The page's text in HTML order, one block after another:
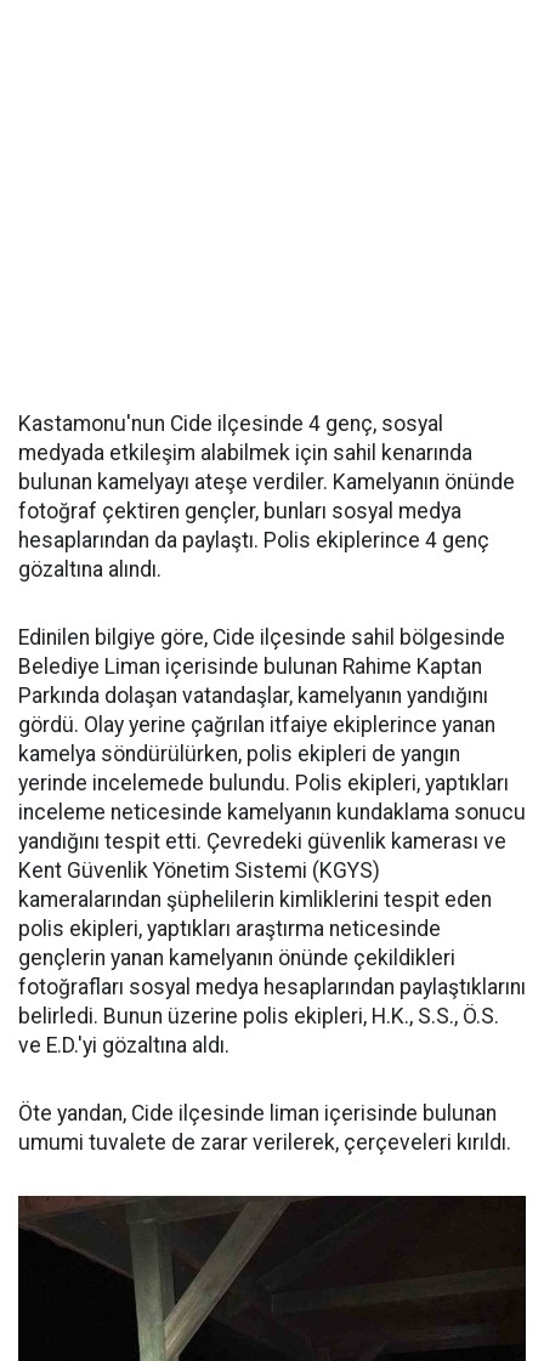
Kastamonu'nun Cide ilçesinde 4 genç, sosyal
medyada etkileşim alabilmek için sahil kenarında
bulunan kamelyayı ateşe verdiler. Kamelyanın önünde
fotoğraf çektiren gençler, bunları sosyal medya
hesaplarından da paylaştı. Polis ekiplerince 4 genç
gözaltına alındı.
Edinilen bilgiye göre, Cide ilçesinde sahil bölgesinde
Belediye Liman içerisinde bulunan Rahime Kaptan
Parkında dolaşan vatandaşlar, kamelyanın yandığını
gördü. Olay yerine çağrılan itfaiye ekiplerince yanan
kamelya söndürülürken, polis ekipleri de yangın
yerinde incelemede bulundu. Polis ekipleri, yaptıkları
inceleme neticesinde kamelyanın kundaklama sonucu
yandığını tespit etti. Çevredeki güvenlik kamerası ve
Kent Güvenlik Yönetim Sistemi (KGYS)
kameralarından şüphelilerin kimliklerini tespit eden
polis ekipleri, yaptıkları araştırma neticesinde
gençlerin yanan kamelyanın önünde çekildikleri
fotoğrafları sosyal medya hesaplarından paylaştıklarını
belirledi. Bunun üzerine polis ekipleri, H.K., S.S., Ö.S.
ve E.D.'yi gözaltına aldı.
Öte yandan, Cide ilçesinde liman içerisinde bulunan
umumi tuvalete de zarar verilerek, çerçeveleri kırıldı.